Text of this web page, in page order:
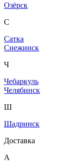
Озёрск
С
Сатка
Снежинск
Ч
Чебаркуль
Челябинск
Ш
Шадринск
Доставка
А